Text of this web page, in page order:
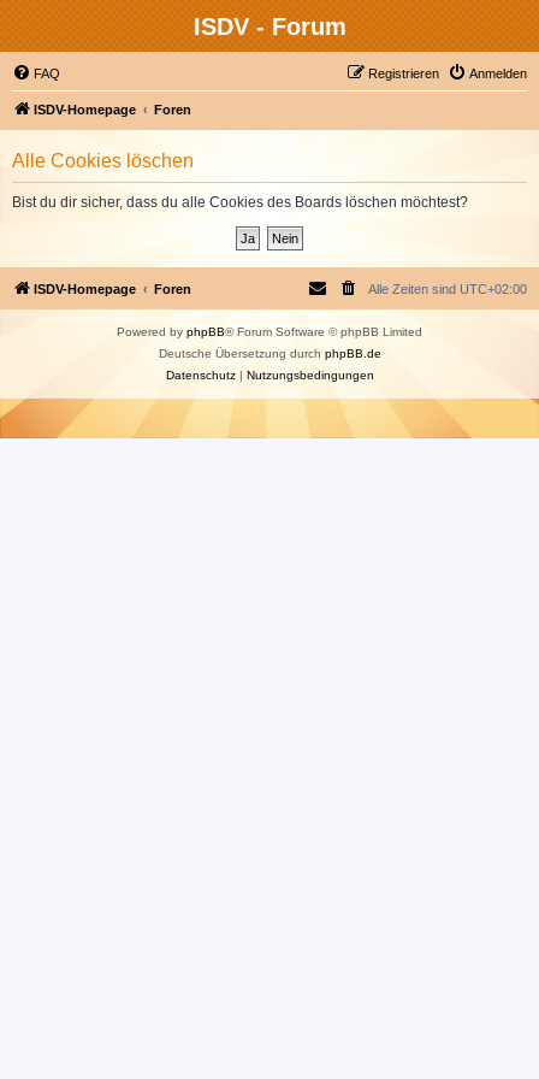
ISDV - Forum
FAQ Anmelden
Registrieren
ISDV-Homepage Foren
Alle Cookies löschen
Bist du dir sicher, dass du alle Cookies des Boards löschen möchtest?
ISDV-Homepage Foren Alle Zeiten sind UTC+02:00
Powered by phpBB® Forum Software © phpBB Limited
Deutsche Übersetzung durch phpBB.de
Datenschutz| Nutzungsbedingungen